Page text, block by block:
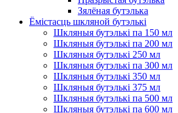
Зялёная бутэлька
Ёмістасць шкляной бутэлькі
Шкляныя бутэлькі па 150 мл
Шкляныя бутэлькі па 200 мл
Шкляныя бутэлькі 250 мл
Шкляныя бутэлькі па 300 мл
Шкляныя бутэлькі 350 мл
Шкляныя бутэлькі 375 мл
Шкляныя бутэлькі па 500 мл
Шкляныя бутэлькі па 600 мл